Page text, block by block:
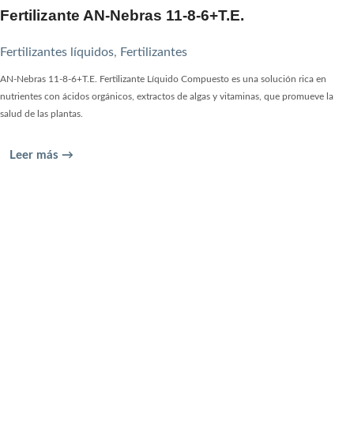
Fertilizante AN-Nebras 11-8-6+T.E.
Fertilizantes líquidos, Fertilizantes
AN-Nebras 11-8-6+T.E. Fertilizante Líquido Compuesto es una solución rica en
nutrientes con ácidos orgánicos, extractos de algas y vitaminas, que promueve la
salud de las plantas.
Leer más →